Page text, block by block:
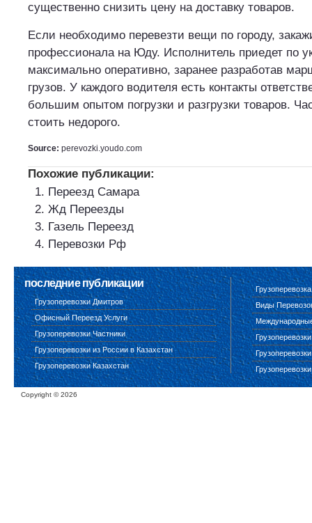
существенно снизить цену на доставку товаров.
Если необходимо перевезти вещи по городу,
профессионала на Юду. Исполнитель приедет по
максимально оперативно, заранее разработав
грузов. У каждого водителя есть контакты
большим опытом погрузки и разгрузки товаров.
стоить недорого.
Source: perevozki.youdo.com
Похожие публикации:
Переезд Самара
Жд Переезды
Газель Переезд
Перевозки Рф
последние публикации
Грузоперевозки Дмитров
Офисный Переезд Услуги
Грузоперевозки Частники
Грузоперевозки из России в Казахстан
Грузоперевозки Казахстан
Виды
Copyright ©2026